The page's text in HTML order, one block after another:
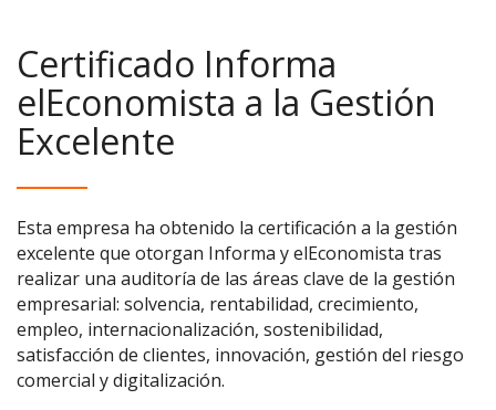
Certificado Informa
elEconomista a la Gestión
Excelente
Esta empresa ha obtenido la certificación a la gestión
excelente que otorgan Informa y elEconomista tras
realizar una auditoría de las áreas clave de la gestión
empresarial: solvencia, rentabilidad, crecimiento,
empleo, internacionalización, sostenibilidad,
satisfacción de clientes, innovación, gestión del riesgo
comercial y digitalización.